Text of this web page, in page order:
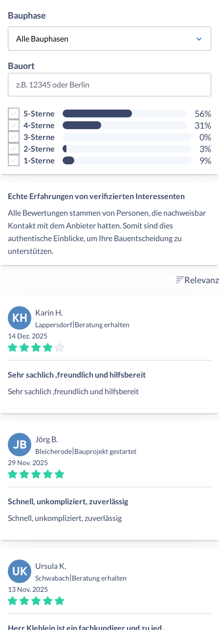
Bauphase
Alle Bauphasen
Bauort
z.B. 12345 oder Berlin
5-Sterne 56%
4-Sterne 31%
3-Sterne 0%
2-Sterne 3%
1-Sterne 9%
Echte Erfahrungen von verifizierten Interessenten
Alle Bewertungen stammen von Personen, die nachweisbar
Kontakt mit dem Anbieter hatten. Somit sind dies
authentische Einblicke, um Ihre Bauentscheidung zu
unterstützen.
Relevanz
KH Karin H.
Lappersdorf|Beratung erhalten
14 Dez. 2025
Sehr sachlich ,freundlich und hilfsbereit
Sehr sachlich ,freundlich und hilfsbereit
JB Jörg B.
Bleicherode|Bauprojekt gestartet
29 Nov. 2025
Schnell, unkompliziert, zuverlässig
Schnell, unkompliziert, zuverlässig
UK Ursula K.
Schwabach|Beratung erhalten
13 Nov. 2025
Herr Kleblein ist ein fachkundiger und zu jed...